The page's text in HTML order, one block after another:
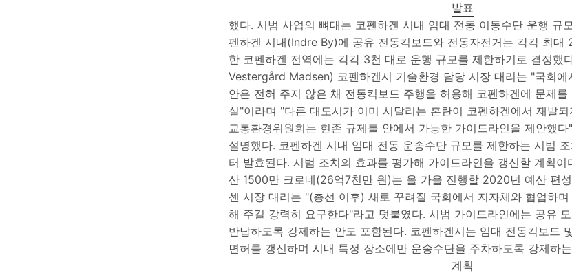
발표
했다. 시범 사업의 뼈대는 코펜하겐 시내 임대 전동 이동수단 운행 규
펜하겐 시내(Indre By)에 공유 전동킥보드와 전동자전거는 각각 최대
한 코펜하겐 전역에는 각각 3천 대로 운행 규모를 제한하기로 결정했
Vestergård Madsen) 코펜하겐시 기술환경 담당 시장 대리는 "국회에
안은 전혀 주지 않은 채 전동킥보드 주행을 허용해 코펜하겐에 문제
실"이라며 "다른 대도시가 이미 시달리는 혼란이 코펜하겐에서 재발
교통환경위원회는 현존 규제틀 안에서 가능한 가이드라인을 제안했
설명했다. 코펜하겐 시내 임대 전동 운송수단 규모를 제한하는 시범
터 발효된다. 시범 조치의 효과를 평가해 가이드라인을 갱신할 계획이
산 1500만 크로네(26억7천만 원)는 올 가을 진행할 2020년 예산 편
센 시장 대리는 "(총선 이후) 새로 꾸려질 국회에서 지자체와 협업하
해 주길 강력히 요구한다"라고 덧붙였다. 시범 가이드라인에는 공유
반납하도록 강제하는 안도 포함된다. 코펜하겐시는 임대 전동킥보드
면허를 갱신하며 시내 특정 장소에만 운송수단을 주차하도록 강제하
계획